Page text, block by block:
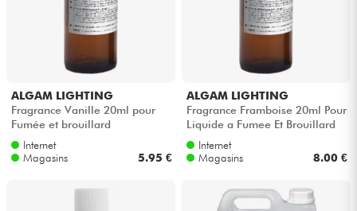
ALGAM LIGHTING
Fragrance Vanille 20ml pour
Fumée et brouillard
Internet
Magasins
5.95 €
ALGAM LIGHTING
Fragrance Framboise 20ml Pour
Liquide a Fumee Et Brouillard
Internet
Magasins
8.00 €